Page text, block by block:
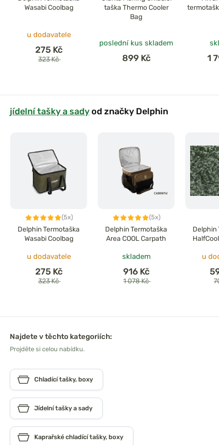
Wasabi Coolbag
u dodavatele
275 Kč
323 Kč
taška Thermo Cooler
Bag
poslední kus skladem
899 Kč 1
jídelní tašky a sadyod značky Delphin
(5x)
Delphin Termotaška
Wasabi Coolbag
u dodavatele
275 Kč
323 Kč
(5x)
Delphin Termotaška
Area COOL Carpath
skladem
916 Kč
1 078 Kč
Delphin
u
Najdete v těchto kategoriích:
Projděte si celou nabídku.
Chladící tašky, boxy
Jídelní tašky a sady
Kaprařské chladící tašky, boxy